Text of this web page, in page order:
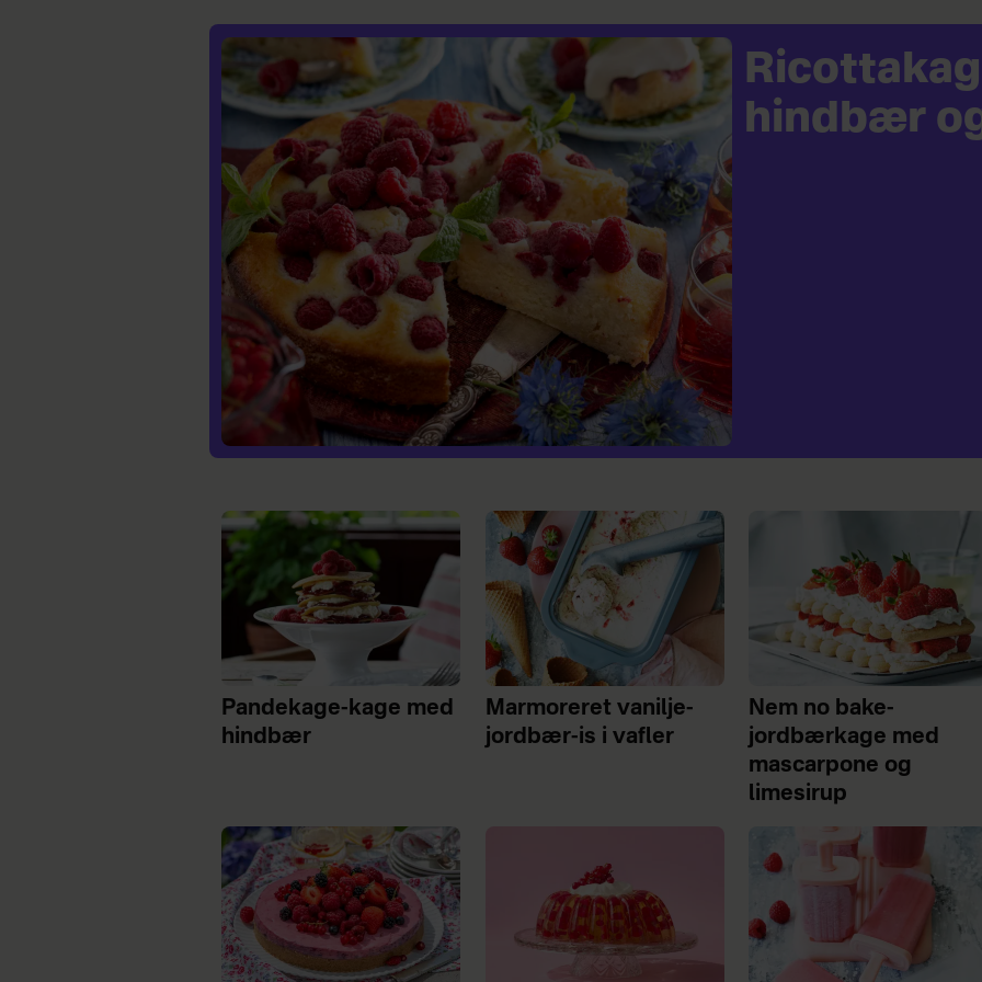
hindbær
Pandekage-kage med
hindbær
Marmoreret vanilje-
jordbær-is i vafler
Nem no bake-
jordbærkage med
mascarpone og
limesirup